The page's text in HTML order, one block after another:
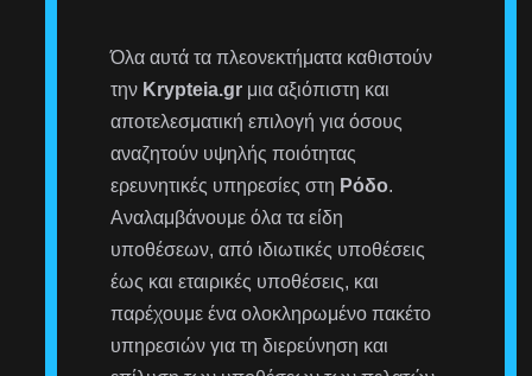
Όλα αυτά τα πλεονεκτήματα καθιστούν
την Krypteia.gr μια αξιόπιστη και
αποτελεσματική επιλογή για όσους
αναζητούν υψηλής ποιότητας
ερευνητικές υπηρεσίες στη Ρόδο.
Αναλαμβάνουμε όλα τα είδη
υποθέσεων, από ιδιωτικές υποθέσεις
έως και εταιρικές υποθέσεις, και
παρέχουμε ένα ολοκληρωμένο πακέτο
υπηρεσιών για τη διερεύνηση και